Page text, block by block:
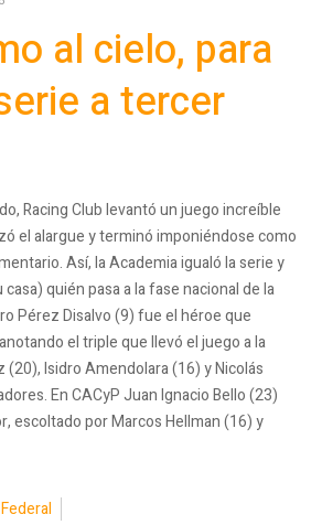
al cielo, para
a tercer
Racing Club levantó un juego increíble
el alargue y terminó imponiéndose como
Así, la Academia igualó la serie y
quién pasa a la fase nacional de la
Pérez Disalvo (9) fue el héroe que
el triple que llevó el juego a la
(20), Isidro Amendolara (16) y Nicolás
En CACyP Juan Ignacio Bello (23)
escoltado por Marcos Hellman (16) y